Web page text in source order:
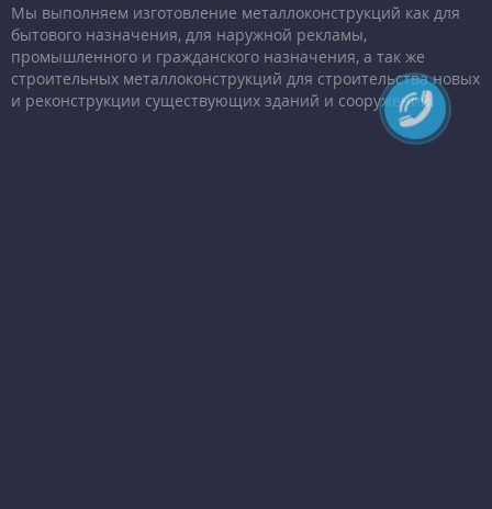
Мы выполняем изготовление металлоконструкций как для
бытового назначения, для наружной рекламы,
промышленного и гражданского назначения, а так же
строительных металлоконструкций для строительства новых
и реконструкции существующих зданий и сооружений.